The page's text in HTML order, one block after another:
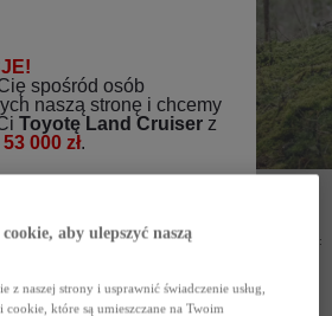
jego menedżerka z Toyota Central Europe Kristina Velimetov:
technologie z klasyczną konstrukcją opartą na ramie
zamówień pokazują, jak bardzo polscy klienci czekali
tym modelem jest imponująca, a pierwsze auta wkrótce
nowego Land Cruisera wciąż można zamawiać u naszych
dostarczone przed końcem roku”.
aby ulepszyć naszą
z naszej strony i usprawnić świadczenie usług,
które są umieszczane na Twoim